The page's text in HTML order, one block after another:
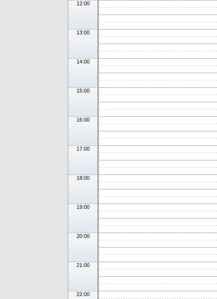
12:00
13:00
14:00
15:00
16:00
17:00
18:00
19:00
20:00
21:00
22:00